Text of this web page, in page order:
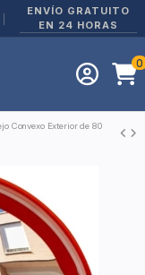
ENVÍO GRATUITO
EN 24 HORAS
0
Convexo Exterior de 80